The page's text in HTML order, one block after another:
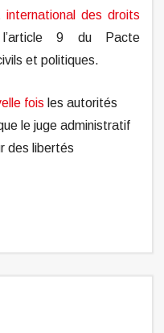
des droits
9 du Pacte
et politiques.
fois les autorités
le juge administratif
des libertés